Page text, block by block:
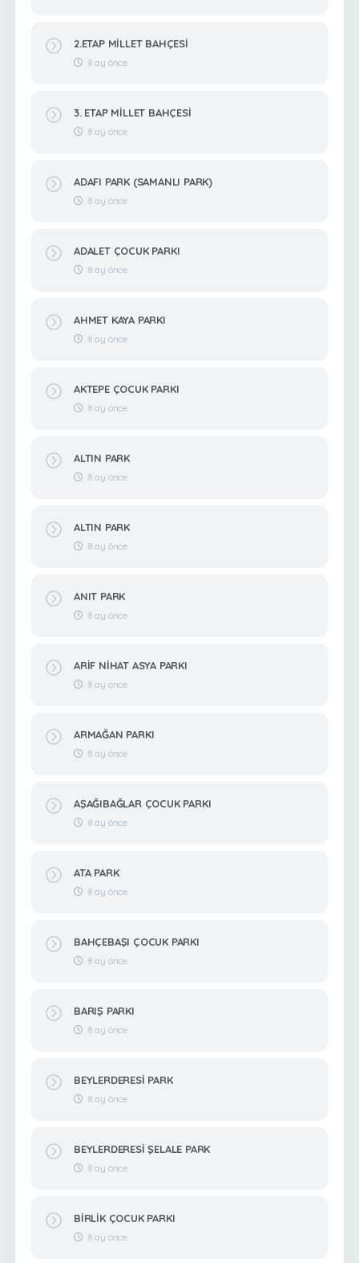
2.ETAP MİLLET BAHÇESİ
8 ay önce
3. ETAP MİLLET BAHÇESİ
8 ay önce
ADAFI PARK (SAMANLI PARK)
8 ay önce
ADALET ÇOCUK PARKI
8 ay önce
AHMET KAYA PARKI
8 ay önce
AKTEPE ÇOCUK PARKI
8 ay önce
ALTIN PARK
8 ay önce
ALTIN PARK
8 ay önce
ANIT PARK
8 ay önce
ARİF NİHAT ASYA PARKI
8 ay önce
ARMAĞAN PARKI
8 ay önce
AŞAĞIBAĞLAR ÇOCUK PARKI
8 ay önce
ATA PARK
8 ay önce
BAHÇEBAŞI ÇOCUK PARKI
8 ay önce
BARIŞ PARKI
8 ay önce
BEYLERDERESİ PARK
8 ay önce
BEYLERDERESİ ŞELALE PARK
8 ay önce
BİRLİK ÇOCUK PARKI
8 ay önce